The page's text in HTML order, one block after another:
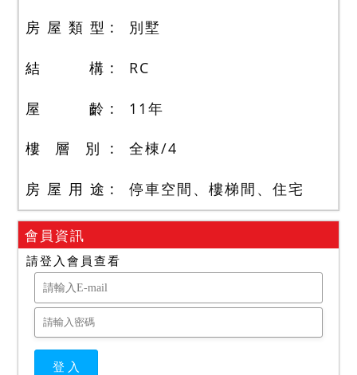
房 屋 類 型 別墅
結 構 RC
屋 齡 11 年
樓 層 別 全棟/4
房 屋 用 途 停車空間、樓梯間、住宅
會員資訊
請登入會員查看